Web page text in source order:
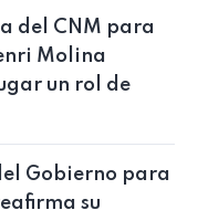
del CNM para
Molina
un rol de
Gobierno para
su